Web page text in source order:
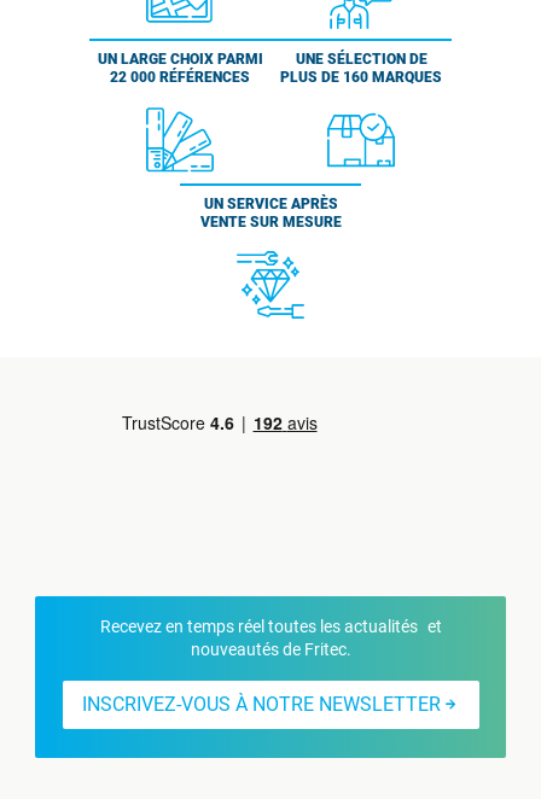
UN LARGE CHOIX PARMI
22 000 RÉFÉRENCES
UNE SÉLECTION DE
PLUS DE 160 MARQUES
UN SERVICE APRÈS
VENTE SUR MESURE
Recevez en temps réel toutes les actualités et
nouveautés de Fritec.
INSCRIVEZ-VOUS À NOTRE NEWSLETTER